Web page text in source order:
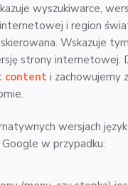
wyszukiwarce,
i region
Wskazuje
strony internetowej.
content i zachowujemy
wersjach
w przypadku: